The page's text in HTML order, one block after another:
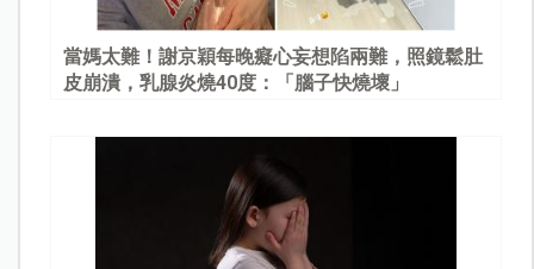
當媽太難！謝京穎每晚癡心妄想陷兩難，照鏡鬆肚
皮崩潰，乳腺炎燒40度：「腦子快燒壞」